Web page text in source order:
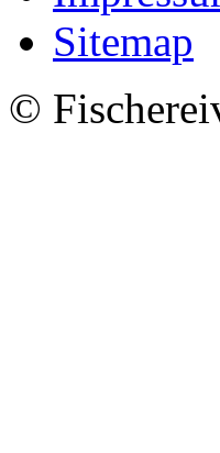
Sitemap
©